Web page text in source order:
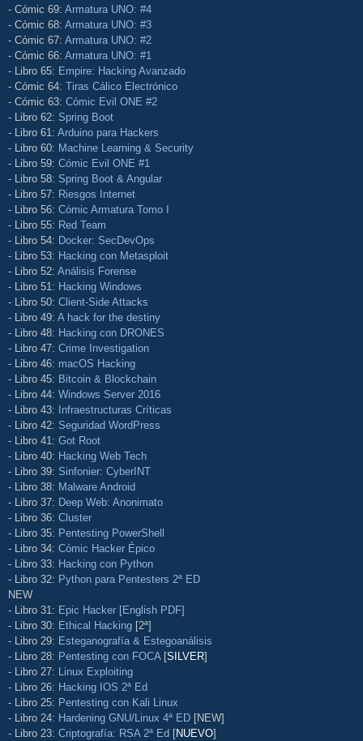
- Cómic 69: Armatura UNO: #4
- Cómic 68: Armatura UNO: #3
- Cómic 67: Armatura UNO: #2
- Cómic 66: Armatura UNO: #1
- Libro 65: Empire: Hacking Avanzado
- Cómic 64: Tiras Cálico Electrónico
- Cómic 63: Cómic Evil ONE #2
- Libro 62: Spring Boot
- Libro 61: Arduino para Hackers
- Libro 60: Machine Learning & Security
- Libro 59: Cómic Evil ONE #1
- Libro 58: Spring Boot & Angular
- Libro 57: Riesgos Internet
- Libro 56: Cómic Armatura Tomo I
- Libro 55: Red Team
- Libro 54: Docker: SecDevOps
- Libro 53: Hacking con Metasploit
- Libro 52: Análisis Forense
- Libro 51: Hacking Windows
- Libro 50: Client-Side Attacks
- Libro 49: A hack for the destiny
- Libro 48: Hacking con DRONES
- Libro 47: Crime Investigation
- Libro 46: macOS Hacking
- Libro 45: Bitcoin & Blockchain
- Libro 44: Windows Server 2016
- Libro 43: Infraestructuras Críticas
- Libro 42: Seguridad WordPress
- Libro 41: Got Root
- Libro 40: Hacking Web Tech
- Libro 39: Sinfonier: CyberINT
- Libro 38: Malware Android
- Libro 37: Deep Web: Anonimato
- Libro 36: Cluster
- Libro 35: Pentesting PowerShell
- Libro 34: Cómic Hacker Épico
- Libro 33: Hacking con Python
- Libro 32: Python para Pentesters 2ª ED
NEW
- Libro 31: Epic Hacker [English PDF]
- Libro 30: Ethical Hacking [2ª]
- Libro 29: Esteganografía & Estegoanálisis
- Libro 28: Pentesting con FOCA [SILVER]
- Libro 27: Linux Exploiting
- Libro 26: Hacking IOS 2ª Ed
- Libro 25: Pentesting con Kali Linux
- Libro 24: Hardening GNU/Linux 4ª ED [NEW]
- Libro 23: Criptografía: RSA 2ª Ed [NUEVO]